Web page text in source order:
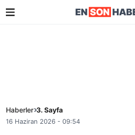
Haberler 3. Sayfa
16 Haziran 2026 - 09:54